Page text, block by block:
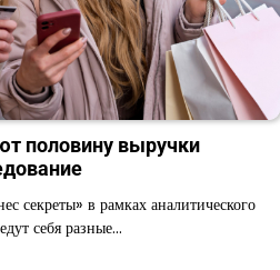
половину выручки
секреты» в рамках аналитического
себя разные…